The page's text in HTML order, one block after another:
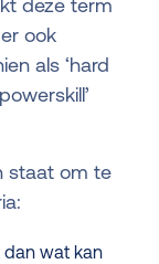
deze term
ook
als ‘hard
staat om te
dan wat kan